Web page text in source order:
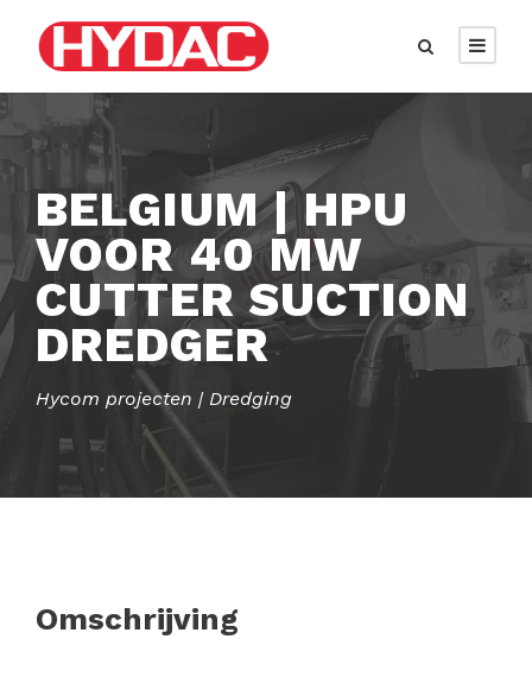
BELGIUM | HPU
VOOR 40 MW
CUTTER SUCTION
DREDGER
Hycom projecten | Dredging
Omschrijving